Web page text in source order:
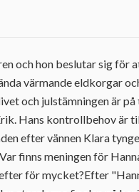
och hon beslutar sig för
värmande eldkorgar
och julstämningen är
Hans kontrollbehov är
efter vännen Klara
finns meningen för
för mycket?Efter